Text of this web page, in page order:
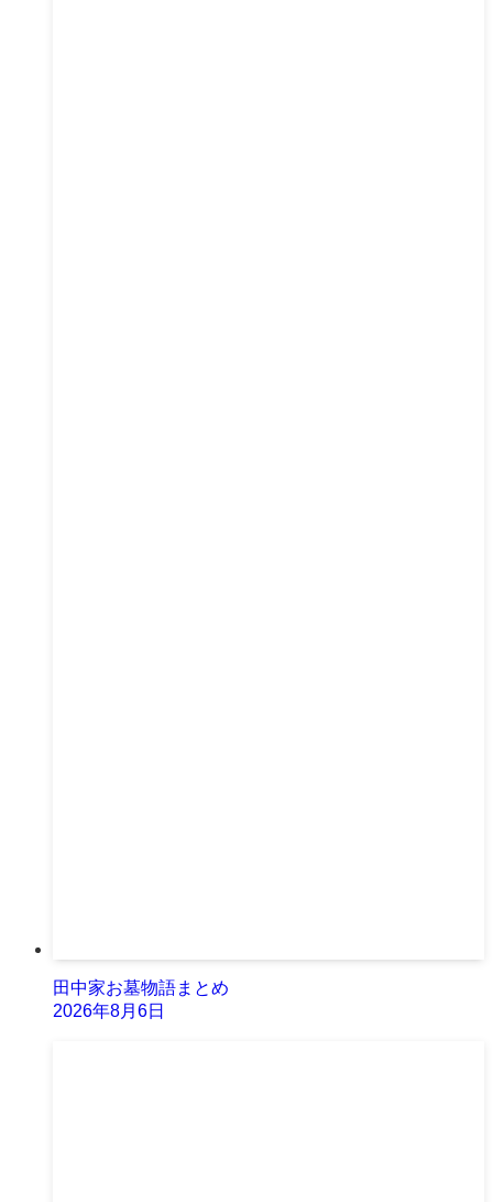
田中家お墓物語まとめ
2026年8月6日